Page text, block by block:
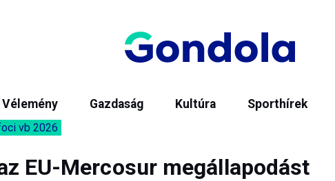
Vélemény Gazdaság Kultúra Sporthírek
vb 2026
EU-Mercosur megállapodást